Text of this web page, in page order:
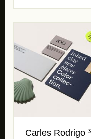
Carles Rodrigo